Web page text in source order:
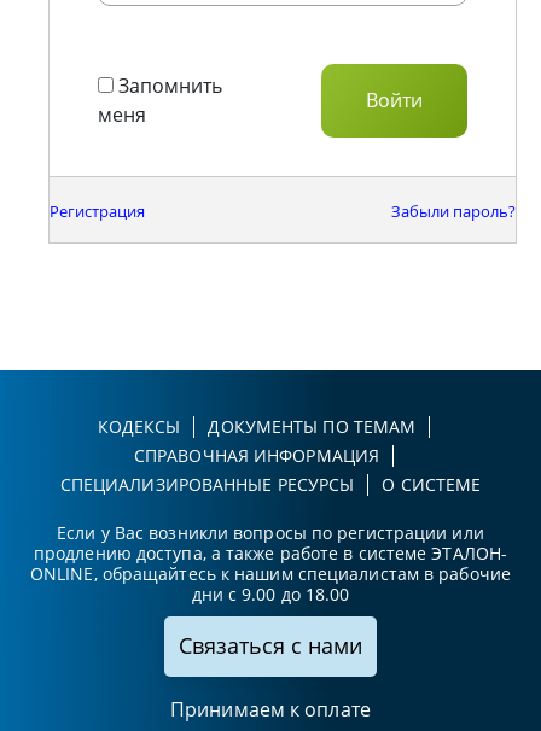
Запомнить
меня
Регистрация Забыли пароль?
КОДЕКСЫ
ДОКУМЕНТЫ ПО ТЕМАМ
СПРАВОЧНАЯ ИНФОРМАЦИЯ
СПЕЦИАЛИЗИРОВАННЫЕ РЕСУРСЫ
О СИСТЕМЕ
Если у Вас возникли вопросы по регистрации или
продлению доступа, а также работе в системе ЭТАЛОН-
ONLINE, обращайтесь к нашим специалистам в рабочие
дни с 9.00 до 18.00
Связаться с нами
Принимаем к оплате